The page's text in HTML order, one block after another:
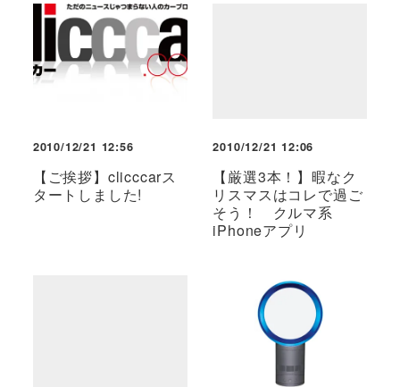
2010/12/21 12:56
【ご挨拶】clicccarス
タートしました!
2010/12/21 12:06
【厳選3本！】暇なク
リスマスはコレで過ご
そう！ クルマ系
iPhoneアプリ